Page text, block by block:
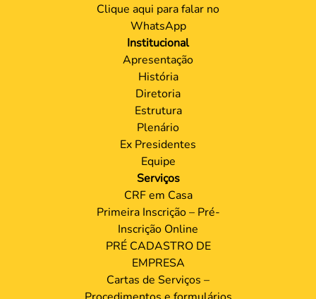
Clique aqui para falar no
WhatsApp
Institucional
Apresentação
História
Diretoria
Estrutura
Plenário
Ex Presidentes
Equipe
Serviços
CRF em Casa
Primeira Inscrição – Pré-
Inscrição Online
PRÉ CADASTRO DE
EMPRESA
Cartas de Serviços –